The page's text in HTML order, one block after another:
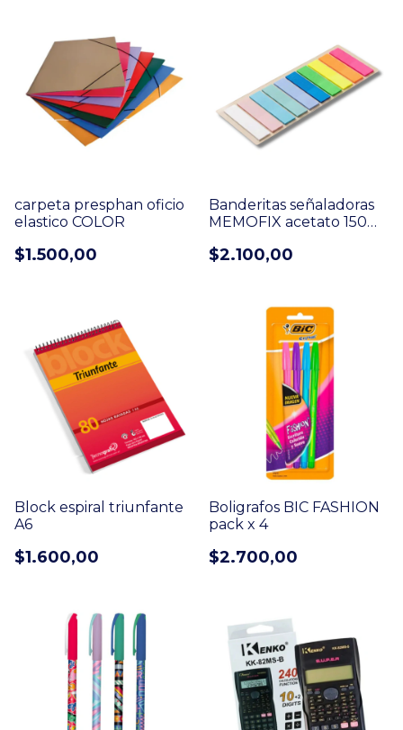
carpeta presphan oficio
elastico COLOR
$1.500,00
Banderitas señaladoras
MEMOFIX acetato 150
$2.100,00
Block espiral triunfante
A6
$1.600,00
Boligrafos BIC FASHION
pack x 4
$2.700,00